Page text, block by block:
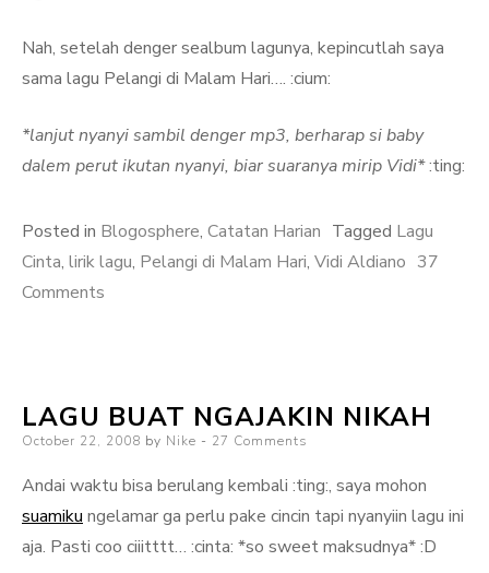
Nah, setelah denger sealbum lagunya, kepincutlah saya
sama lagu Pelangi di Malam Hari…. :cium:
*lanjut nyanyi sambil denger mp3, berharap si baby
dalem perut ikutan nyanyi, biar suaranya mirip Vidi*:ting:
Posted in Blogosphere, Catatan Harian Tagged Lagu
Cinta, lirik lagu, Pelangi di Malam Hari, Vidi Aldiano 37
Comments
Hari
–
Vidi
Aldiano
LAGU BUAT NGAJAKIN NIKAH
Posted
October 22, 2008 by Nike 27 Comments
Andai waktu bisa berulang kembali :ting:, saya mohon
suamiku ngelamar ga perlu pake cincin tapi nyanyiin lagu ini
aja. Pasti coo ciiitttt… :cinta: *so sweet maksudnya* :D